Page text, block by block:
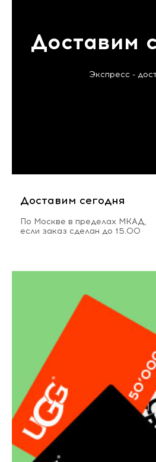
Доставим
Экспресс -
Доставим сегодня
По Москве в пределах МКАД,
если заказ сделан до 15.00